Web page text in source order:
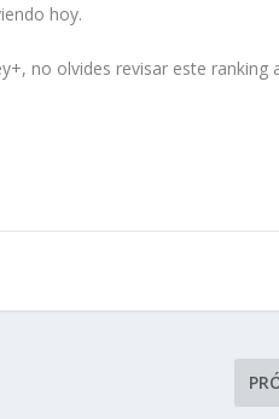
hoy.
no olvides revisar este ranking